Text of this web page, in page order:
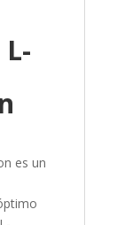
L-
es un